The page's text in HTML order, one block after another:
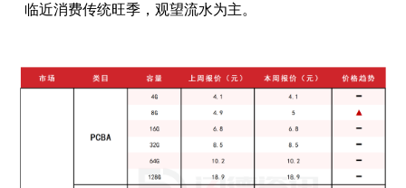
临近消费传统旺季，观望流水为主。